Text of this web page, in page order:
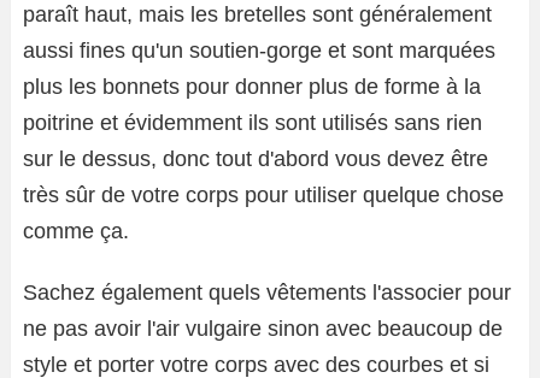
paraît haut, mais les bretelles sont généralement
aussi fines qu'un soutien-gorge et sont marquées
plus les bonnets pour donner plus de forme à la
poitrine et évidemment ils sont utilisés sans rien
sur le dessus, donc tout d'abord vous devez être
très sûr de votre corps pour utiliser quelque chose
comme ça.
Sachez également quels vêtements l'associer pour
ne pas avoir l'air vulgaire sinon avec beaucoup de
style et porter votre corps avec des courbes et si